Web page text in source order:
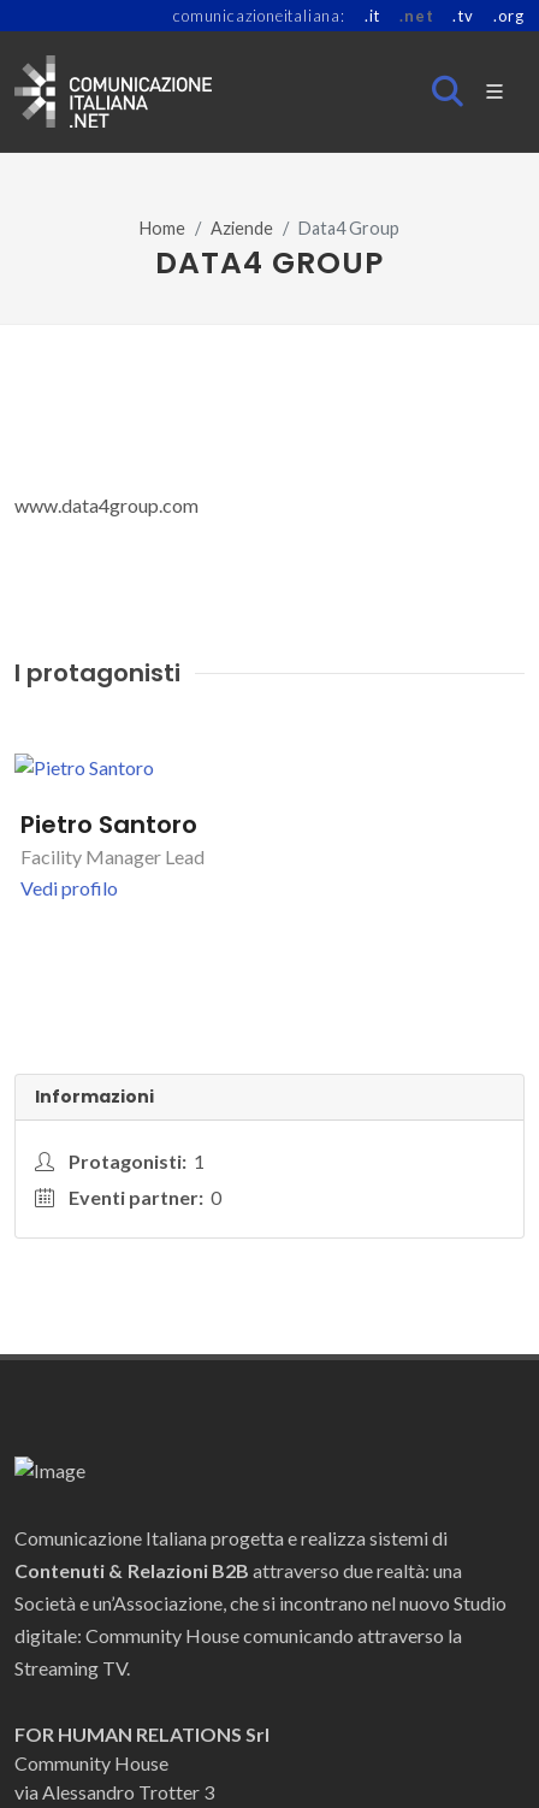
comunicazioneitaliana: .it .net .tv .org
Home Aziende Data4 Group
DATA4 GROUP
www.data4group.com
I protagonisti
Pietro Santoro
Facility Manager Lead
Vedi profilo
Informazioni
Protagonisti: 1
Eventi partner: 0
Comunicazione Italiana progetta e realizza sistemi di
Contenuti & Relazioni B2B attraverso due realtà: una
Società e un’Associazione, che si incontrano nel nuovo Studio
digitale: Community House comunicando attraverso la
Streaming TV.
FOR HUMAN RELATIONS Srl
Community House
via Alessandro Trotter 3